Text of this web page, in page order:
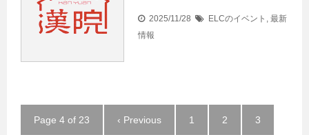
2025/11/28 ELCのイベント , 最新
情報
Page 4 of 23 ‹ Previous 1 2 3